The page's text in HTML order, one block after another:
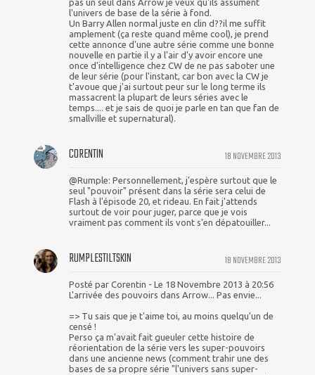
pas un seul dans Arrow je veux qu'ils assument
l'univers de base de la série à fond.
Un Barry Allen normal juste en clin d??il me suffit
amplement (ça reste quand même cool), je prend
cette annonce d'une autre série comme une bonne
nouvelle en partie il y a l'air d'y avoir encore une
once d'intelligence chez CW de ne pas saboter une
de leur série (pour l'instant, car bon avec la CW je
t'avoue que j'ai surtout peur sur le long terme ils
massacrent la plupart de leurs séries avec le
temps.... et je sais de quoi je parle en tan que fan de
smallville et supernatural).
18 NOVEMBRE 2013
CORENTIN
@Rumple: Personnellement, j'espère surtout que le
seul "pouvoir" présent dans la série sera celui de
Flash à l'épisode 20, et rideau. En fait j'attends
surtout de voir pour juger, parce que je vois
vraiment pas comment ils vont s'en dépatouiller...
18 NOVEMBRE 2013
RUMPLESTILTSKIN
Posté par Corentin - Le 18 Novembre 2013 à 20:56
L'arrivée des pouvoirs dans Arrow... Pas envie...
=> Tu sais que je t'aime toi, au moins quelqu'un de
censé !
Perso ça m'avait fait gueuler cette histoire de
réorientation de la série vers les super-pouvoirs
dans une ancienne news (comment trahir une des
bases de sa propre série "l'univers sans super-